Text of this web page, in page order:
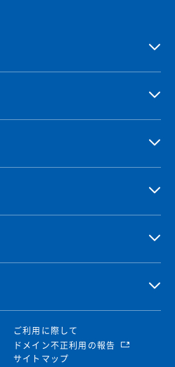
ご利用に際して
ドメイン不正利用の報告
サイトマップ